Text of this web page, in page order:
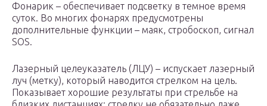
Фонарик – обеспечивает подсветку в темное время
суток. Во многих фонарях предусмотрены
дополнительные функции – маяк, стробоскоп, сигнал
SOS.
Лазерный целеуказатель (ЛЦУ) – испускает лазерный
луч (метку), который наводится стрелком на цель.
Показывает хорошие результаты при стрельбе на